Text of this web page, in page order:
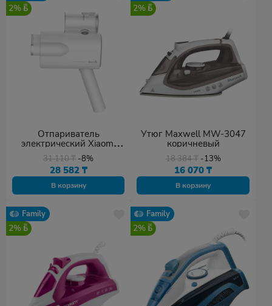
2%
Отпариватель
электрический Xiaomi
Deerma DEM-HS007
31 110₸ -8%
28 582 ₸
В корзину
2%
Утюг Maxwell MW-3047
коричневый
18 384₸ -13%
16 070₸
В корзину
Family
2%
Family
2%